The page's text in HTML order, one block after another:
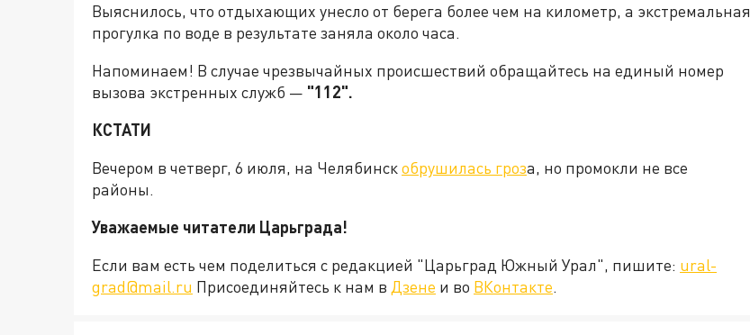
Выяснилось, что отдыхающих унесло от берега более чем на километр, а экстремальная
прогулка по воде в результате заняла около часа.
Напоминаем! В случае чрезвычайных происшествий обращайтесь на единый номер
вызова экстренных служб — "112".
КСТАТИ
Вечером в четверг, 6 июля, на Челябинскобрушилась гроза, но промокли не все
районы.
Уважаемые читатели Царьграда!
Если вам есть чем поделиться с редакцией "Царьград Южный Урал", пишите: ural-
grad@mail.ru Присоединяйтесь к нам в Дзене и во ВКонтакте.